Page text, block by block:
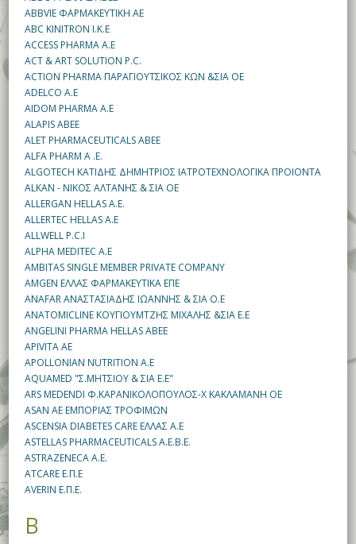
ABBVIE ΦΑΡΜΑΚΕΥΤΙΚΗ ΑΕ
ABC KINITRON I.K.E
ACCESS PHARMA A.E
ACT & ART SOLUTION P.C.
ACTION PHARMA ΠΑΡΑΓΙΟΥΤΣΙΚΟΣ ΚΩΝ &ΣΙΑ ΟΕ
ADELCO Α.Ε
AIDOM PHARMA A.E
ALAPIS ABEE
ALET PHARMACEUTICALS ABEE
ALFA PHARM A .E.
ALGOTECH ΚΑΤΙΔΗΣ ΔΗΜΗΤΡΙΟΣ ΙΑΤΡΟΤΕΧΝΟΛΟΓΙΚΑ ΠΡΟΙΟΝΤΑ
ALKAN - ΝΙΚΟΣ ΑΛΤΑΝΗΣ & ΣΙΑ ΟΕ
ALLERGAN HELLAS A.E.
ALLERTEC HELLAS A.E
ALLWELL P.C.I
ALPHA MEDITEC A.E
AMBITAS SINGLE MEMBER PRIVATE COMPANY
AMGEN ΕΛΛΑΣ ΦΑΡΜΑΚΕΥΤΙΚΑ ΕΠΕ
ANAFAR ΑΝΑΣΤΑΣΙΑΔΗΣ ΙΩΑΝΝΗΣ & ΣΙΑ Ο.Ε
ANATOMICLINE ΚΟΥΓΙΟΥΜΤΖΗΣ ΜΙΧΑΛΗΣ &ΣΙΑ Ε.Ε
ANGELINI PHARMA HELLAS ABEE
APIVITA AE
APOLLONIAN NUTRITION A.E
AQUAMED "Σ.ΜΗΤΣΙΟΥ & ΣΙΑ Ε.Ε"
ARS MEDENDI Φ.ΚΑΡΑΝΙΚΟΛΟΠΟΥΛΟΣ-Χ ΚΑΚΛΑΜΑΝΗ ΟΕ
ASAN AE ΕΜΠΟΡΙΑΣ ΤΡΟΦΙΜΩΝ
ASCENSIA DIABETES CARE ΕΛΛΑΣ Α.Ε
ASTELLAS PHARMACEUTICALS A.E.B.E.
ASTRAZENECA A.E.
ATCARE Ε.Π.Ε
AVERIN Ε.Π.Ε.
B